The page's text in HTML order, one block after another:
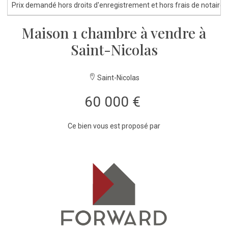
Prix demandé hors droits d'enregistrement et hors frais de notaire
Maison 1 chambre à vendre à
Saint-Nicolas
Saint-Nicolas
60 000 €
Ce bien vous est proposé par